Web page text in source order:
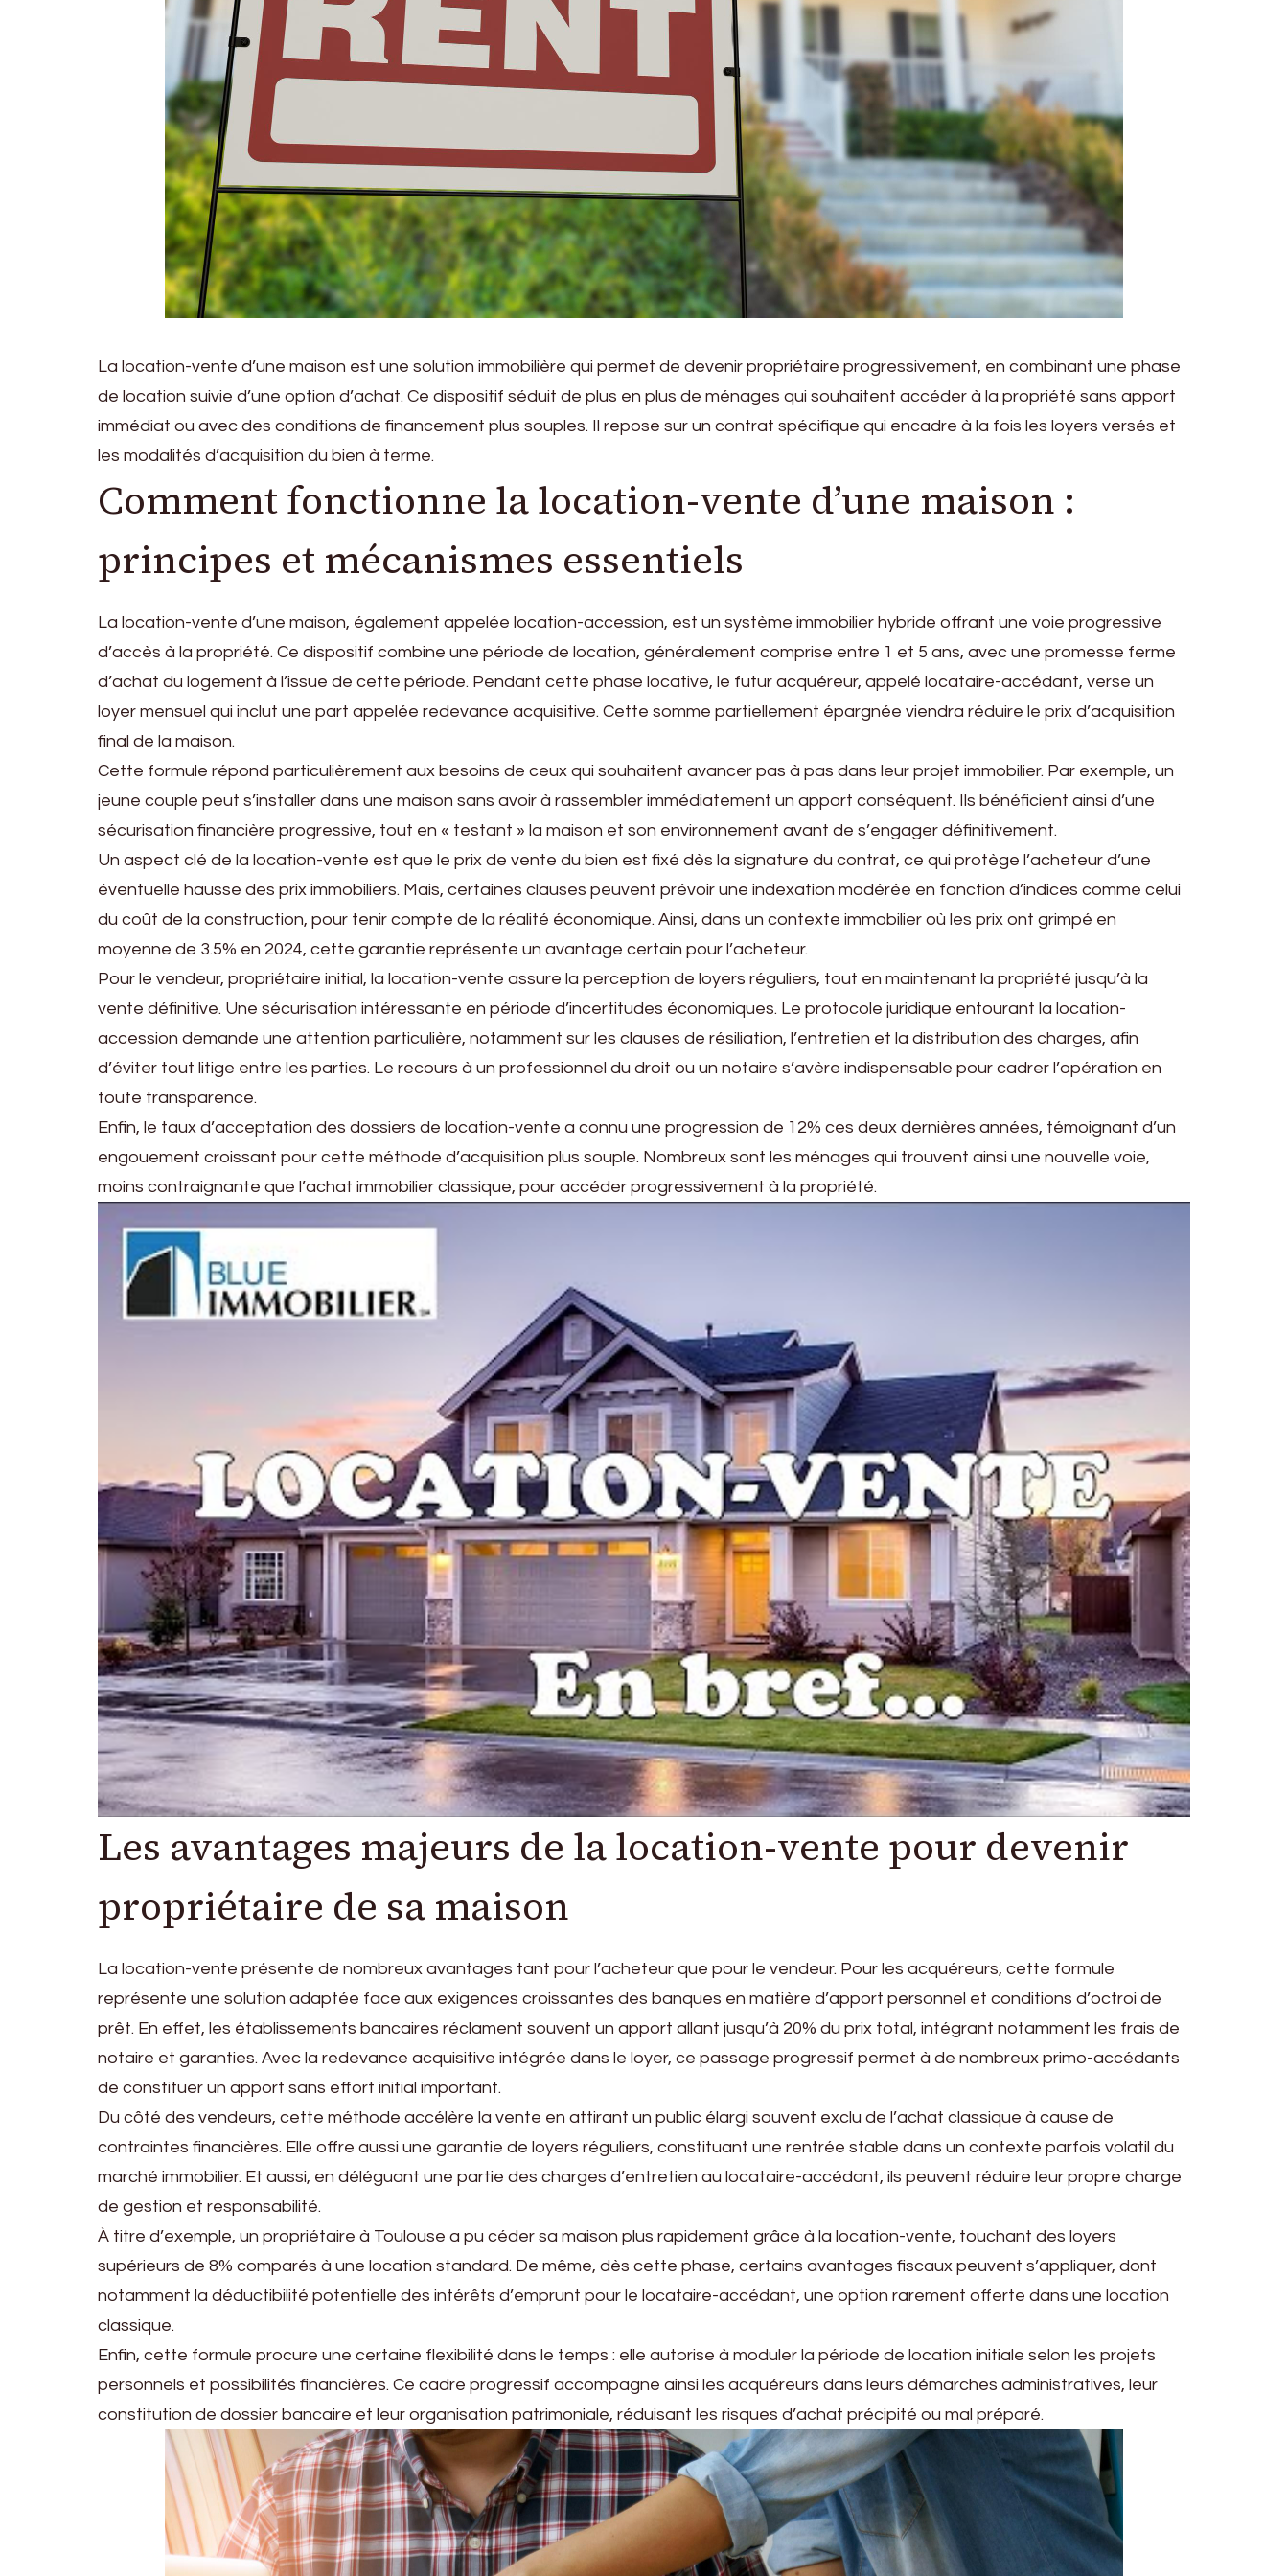
La location-vente d’une maison est une solution immobilière qui permet de devenir propriétaire progressivement, en combinant une phase
de location suivie d’une option d’achat. Ce dispositif séduit de plus en plus de ménages qui souhaitent accéder à la propriété sans apport
immédiat ou avec des conditions de financement plus souples. Il repose sur un contrat spécifique qui encadre à la fois les loyers versés et
les modalités d’acquisition du bien à terme.
Comment fonctionne la location-vente d’une maison :
principes et mécanismes essentiels
La location-vente d’une maison, également appelée location-accession, est un système immobilier hybride offrant une voie progressive
d’accès à la propriété. Ce dispositif combine une période de location, généralement comprise entre 1 et 5 ans, avec une promesse ferme
d’achat du logement à l’issue de cette période. Pendant cette phase locative, le futur acquéreur, appelé locataire-accédant, verse un
loyer mensuel qui inclut une part appelée redevance acquisitive. Cette somme partiellement épargnée viendra réduire le prix d’acquisition
final de la maison.
Cette formule répond particulièrement aux besoins de ceux qui souhaitent avancer pas à pas dans leur projet immobilier. Par exemple, un
jeune couple peut s’installer dans une maison sans avoir à rassembler immédiatement un apport conséquent. Ils bénéficient ainsi d’une
sécurisation financière progressive, tout en « testant » la maison et son environnement avant de s’engager définitivement.
Un aspect clé de la location-vente est que le prix de vente du bien est fixé dès la signature du contrat, ce qui protège l’acheteur d’une
éventuelle hausse des prix immobiliers. Mais, certaines clauses peuvent prévoir une indexation modérée en fonction d’indices comme celui
du coût de la construction, pour tenir compte de la réalité économique. Ainsi, dans un contexte immobilier où les prix ont grimpé en
moyenne de 3.5% en 2024, cette garantie représente un avantage certain pour l’acheteur.
Pour le vendeur, propriétaire initial, la location-vente assure la perception de loyers réguliers, tout en maintenant la propriété jusqu’à la
vente définitive. Une sécurisation intéressante en période d’incertitudes économiques. Le protocole juridique entourant la location-
accession demande une attention particulière, notamment sur les clauses de résiliation, l’entretien et la distribution des charges, afin
d’éviter tout litige entre les parties. Le recours à un professionnel du droit ou un notaire s’avère indispensable pour cadrer l’opération en
toute transparence.
Enfin, le taux d’acceptation des dossiers de location-vente a connu une progression de 12% ces deux dernières années, témoignant d’un
engouement croissant pour cette méthode d’acquisition plus souple. Nombreux sont les ménages qui trouvent ainsi une nouvelle voie,
moins contraignante que l’achat immobilier classique, pour accéder progressivement à la propriété.
Les avantages majeurs de la location-vente pour devenir
propriétaire de sa maison
La location-vente présente de nombreux avantages tant pour l’acheteur que pour le vendeur. Pour les acquéreurs, cette formule
représente une solution adaptée face aux exigences croissantes des banques en matière d’apport personnel et conditions d’octroi de
prêt. En effet, les établissements bancaires réclament souvent un apport allant jusqu’à 20% du prix total, intégrant notamment les frais de
notaire et garanties. Avec la redevance acquisitive intégrée dans le loyer, ce passage progressif permet à de nombreux primo-accédants
de constituer un apport sans effort initial important.
Du côté des vendeurs, cette méthode accélère la vente en attirant un public élargi souvent exclu de l’achat classique à cause de
contraintes financières. Elle offre aussi une garantie de loyers réguliers, constituant une rentrée stable dans un contexte parfois volatil du
marché immobilier. Et aussi, en déléguant une partie des charges d’entretien au locataire-accédant, ils peuvent réduire leur propre charge
de gestion et responsabilité.
À titre d’exemple, un propriétaire à Toulouse a pu céder sa maison plus rapidement grâce à la location-vente, touchant des loyers
supérieurs de 8% comparés à une location standard. De même, dès cette phase, certains avantages fiscaux peuvent s’appliquer, dont
notamment la déductibilité potentielle des intérêts d’emprunt pour le locataire-accédant, une option rarement offerte dans une location
classique.
Enfin, cette formule procure une certaine flexibilité dans le temps : elle autorise à moduler la période de location initiale selon les projets
personnels et possibilités financières. Ce cadre progressif accompagne ainsi les acquéreurs dans leurs démarches administratives, leur
constitution de dossier bancaire et leur organisation patrimoniale, réduisant les risques d’achat précipité ou mal préparé.